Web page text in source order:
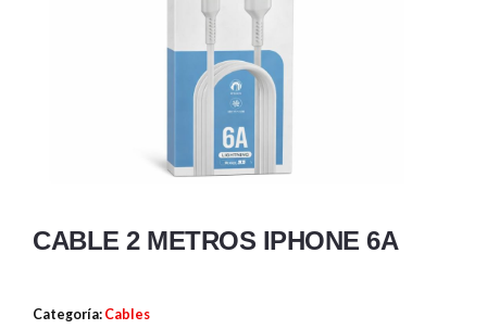
CABLE 2 METROS IPHONE 6A
Categoría: Cables